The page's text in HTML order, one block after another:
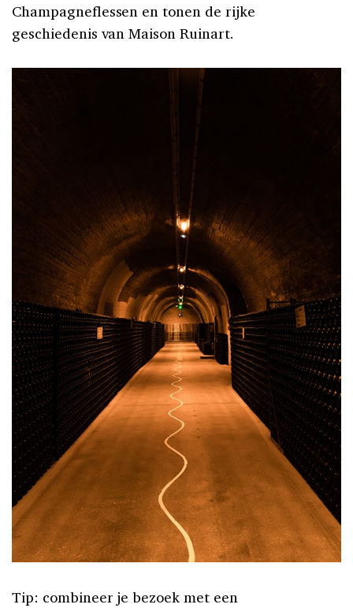
Champagneflessen en tonen de rijke
geschiedenis van Maison Ruinart.
Tip: combineer je bezoek met een